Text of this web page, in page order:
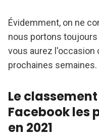
Évidemment, on ne
nous portons
vous aurez l'occasion
prochaines semaines.
Le
Facebook les
en 2021